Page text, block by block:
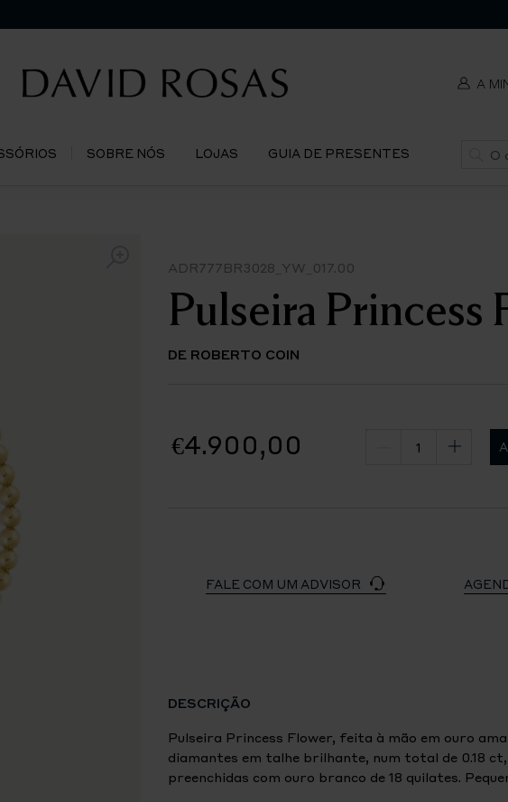
A
SOBRE NÓS LOJAS GUIA DE PRESENTES
ADR777BR3028_YW_017.00
Pulseira Princess
DE ROBERTO COIN
€4.900,00
FALE COM UM ADVISOR
DESCRIÇÃO
Pulseira Princess Flower, feita à mão em ouro
diamantes em talhe brilhante, num total de 0.18
preenchidas com ouro branco de 18 quilates.